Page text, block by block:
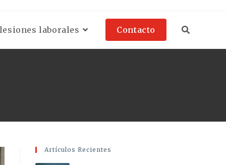
laborales Contacto
Artículos Recientes